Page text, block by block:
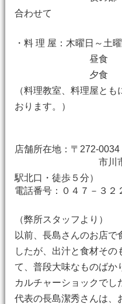
合わせて
・料 理 屋：木曜日～土
昼食 12
夕食 18時
（料理教室、料理屋と
おります。）
店舗所在地：〒272-0034
市川市市川１
駅北口・徒歩５分）
電話番号：０４７－３２
（弊所スタッフより）
以前、長島さんのお店で
したが、出汁と食材その
て、普段大味なものばか
カルチャーショックでし
代表の長島潔秀さんは、